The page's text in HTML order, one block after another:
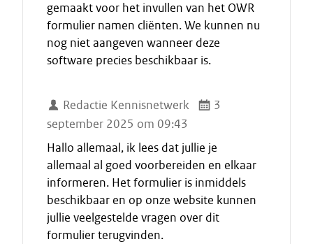
gemaakt voor het invullen van het OWR
formulier namen cliënten. We kunnen nu
nog niet aangeven wanneer deze
software precies beschikbaar is.
Redactie Kennisnetwerk
3
september 2025 om 09:43
Hallo allemaal, ik lees dat jullie je
allemaal al goed voorbereiden en elkaar
informeren. Het formulier is inmiddels
beschikbaar en op onze website kunnen
jullie veelgestelde vragen over dit
formulier terugvinden.